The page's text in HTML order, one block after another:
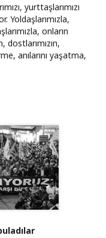
yurttaşlarımızı
Yoldaşlarımızla,
onların
dostlarımızın,
anılarını yaşatma,